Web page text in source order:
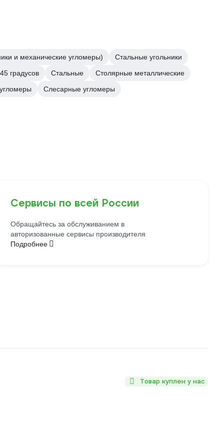
и механические угломеры)
Стальные угольники
градусов
Стальные
Столярные металлические
Слесарные угломеры
Сервисы по всей России
Обращайтесь за обслуживанием в
авторизованные сервисы производителя
Подробнее
Товар куплен у нас